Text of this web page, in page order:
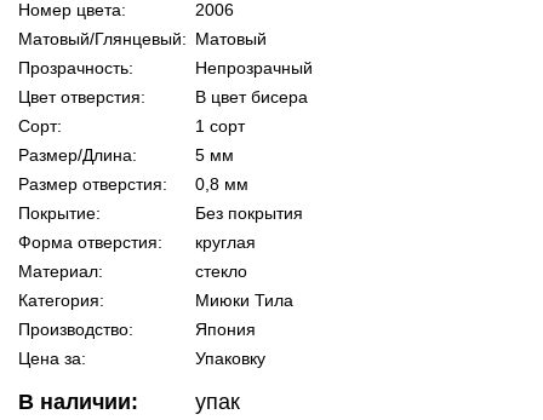
Номер цвета:
2006
Матовый/Глянцевый: Матовый
Прозрачность:
Непрозрачный
Цвет отверстия:
В цвет бисера
Сорт:
1 сорт
Размер/Длина:
5 мм
Размер отверстия:
0,8 мм
Покрытие:
Без покрытия
Форма отверстия:
круглая
Материал:
стекло
Категория:
Миюки Тила
Производство:
Япония
Цена за:
Упаковку
В наличии: упак